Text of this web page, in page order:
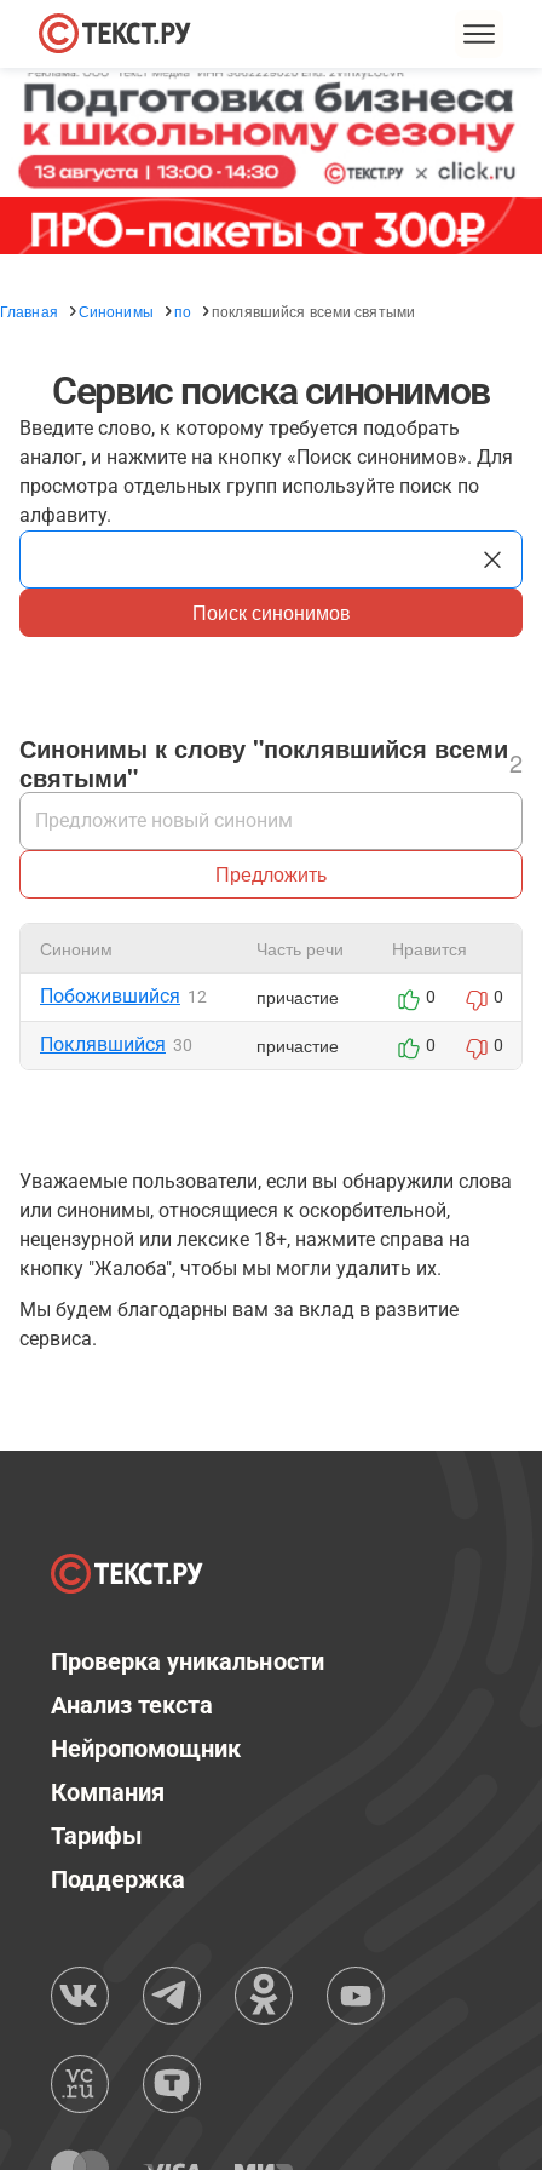
Главная Синонимы по поклявшийся всеми святыми
Сервис поиска синонимов
Введите слово, к которому требуется подобрать
аналог, и нажмите на кнопку «Поиск синонимов». Для
просмотра отдельных групп используйте поиск по
алфавиту.
Поиск синонимов
Синонимы к слову "поклявшийся всеми
святыми"
2
Предложить
Синоним Часть речи Нравится
Побожившийся 12 причастие 0 0
Поклявшийся 30 причастие 0 0
Уважаемые пользователи, если вы обнаружили слова
или синонимы, относящиеся к оскорбительной,
нецензурной или лексике 18+, нажмите справа на
кнопку "Жалоба", чтобы мы могли удалить их.
Мы будем благодарны вам за вклад в развитие
сервиса.
Проверка уникальности
Анализ текста
Нейропомощник
Компания
Тарифы
Поддержка